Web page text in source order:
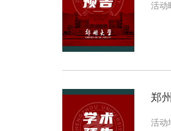
活动
郑
活动